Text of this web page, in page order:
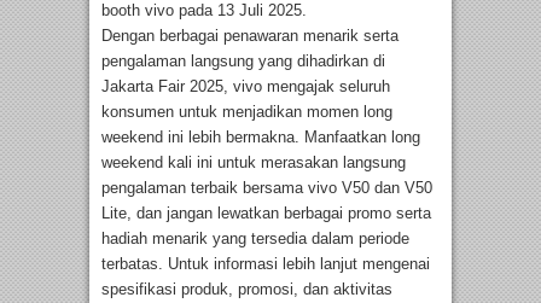
booth vivo pada 13 Juli 2025.
Dengan berbagai penawaran menarik serta
pengalaman langsung yang dihadirkan di
Jakarta Fair 2025, vivo mengajak seluruh
konsumen untuk menjadikan momen long
weekend ini lebih bermakna. Manfaatkan long
weekend kali ini untuk merasakan langsung
pengalaman terbaik bersama vivo V50 dan V50
Lite, dan jangan lewatkan berbagai promo serta
hadiah menarik yang tersedia dalam periode
terbatas. Untuk informasi lebih lanjut mengenai
spesifikasi produk, promosi, dan aktivitas